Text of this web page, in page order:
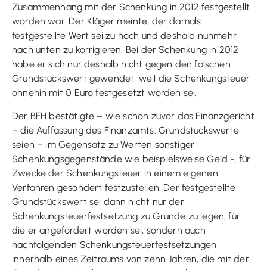
Zusammenhang mit der Schenkung in 2012 festgestellt
worden war. Der Kläger meinte, der damals
festgestellte Wert sei zu hoch und deshalb nunmehr
nach unten zu korrigieren. Bei der Schenkung in 2012
habe er sich nur deshalb nicht gegen den falschen
Grundstückswert gewendet, weil die Schenkungsteuer
ohnehin mit 0 Euro festgesetzt worden sei.
Der BFH bestätigte – wie schon zuvor das Finanzgericht
– die Auffassung des Finanzamts. Grundstückswerte
seien – im Gegensatz zu Werten sonstiger
Schenkungsgegenstände wie beispielsweise Geld -, für
Zwecke der Schenkungsteuer in einem eigenen
Verfahren gesondert festzustellen. Der festgestellte
Grundstückswert sei dann nicht nur der
Schenkungsteuerfestsetzung zu Grunde zu legen, für
die er angefordert worden sei, sondern auch
nachfolgenden Schenkungsteuerfestsetzungen
innerhalb eines Zeitraums von zehn Jahren, die mit der